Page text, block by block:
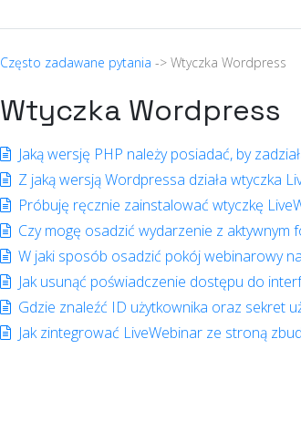
Często zadawane pytania -> Wtyczka Wordpress
Wtyczka Wordpress
Jaką wersję PHP należy posiadać, by
Z jaką wersją Wordpressa działa wtyczka
Próbuję ręcznie zainstalować wtyczkę
Czy mogę osadzić wydarzenie z
W jaki sposób osadzić pokój webinarowy
Jak usunąć poświadczenie dostępu do
Gdzie znaleźć ID użytkownika oraz sekret
Jak zintegrować LiveWebinar ze stroną